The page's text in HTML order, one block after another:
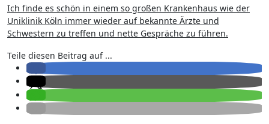
Ich finde es schön in einem so großen Krankenhaus wie der
Uniklinik Köln immer wieder auf bekannte Ärzte und
Schwestern zu treffen und nette Gespräche zu führen.
Teile diesen Beitrag auf ...